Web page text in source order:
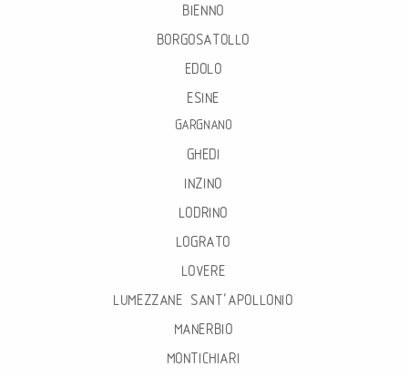
BIENNO
BORGOSATOLLO
EDOLO
ESINE
GARGNANO
GHEDI
INZINO
LODRINO
LOGRATO
LOVERE
LUMEZZANE SANT’APOLLONIO
MANERBIO
MONTICHIARI